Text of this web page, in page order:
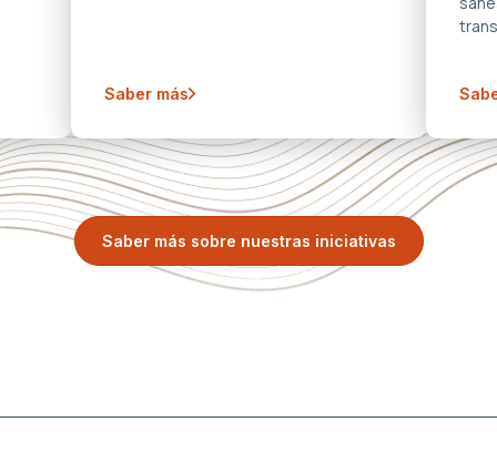
Saber más
Saber más sobre nuestras iniciativas